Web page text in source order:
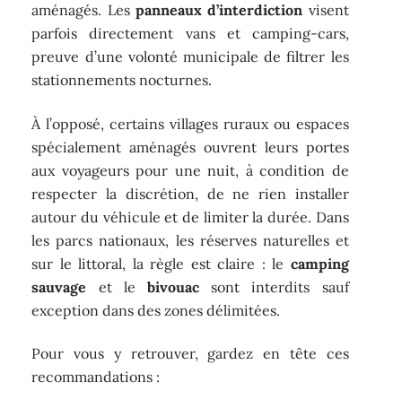
aménagés. Les panneaux d’interdiction visent
parfois directement vans et camping-cars,
preuve d’une volonté municipale de filtrer les
stationnements nocturnes.
À l’opposé, certains villages ruraux ou espaces
spécialement aménagés ouvrent leurs portes
aux voyageurs pour une nuit, à condition de
respecter la discrétion, de ne rien installer
autour du véhicule et de limiter la durée. Dans
les parcs nationaux, les réserves naturelles et
sur le littoral, la règle est claire : le camping
sauvage et le bivouac sont interdits sauf
exception dans des zones délimitées.
Pour vous y retrouver, gardez en tête ces
recommandations :